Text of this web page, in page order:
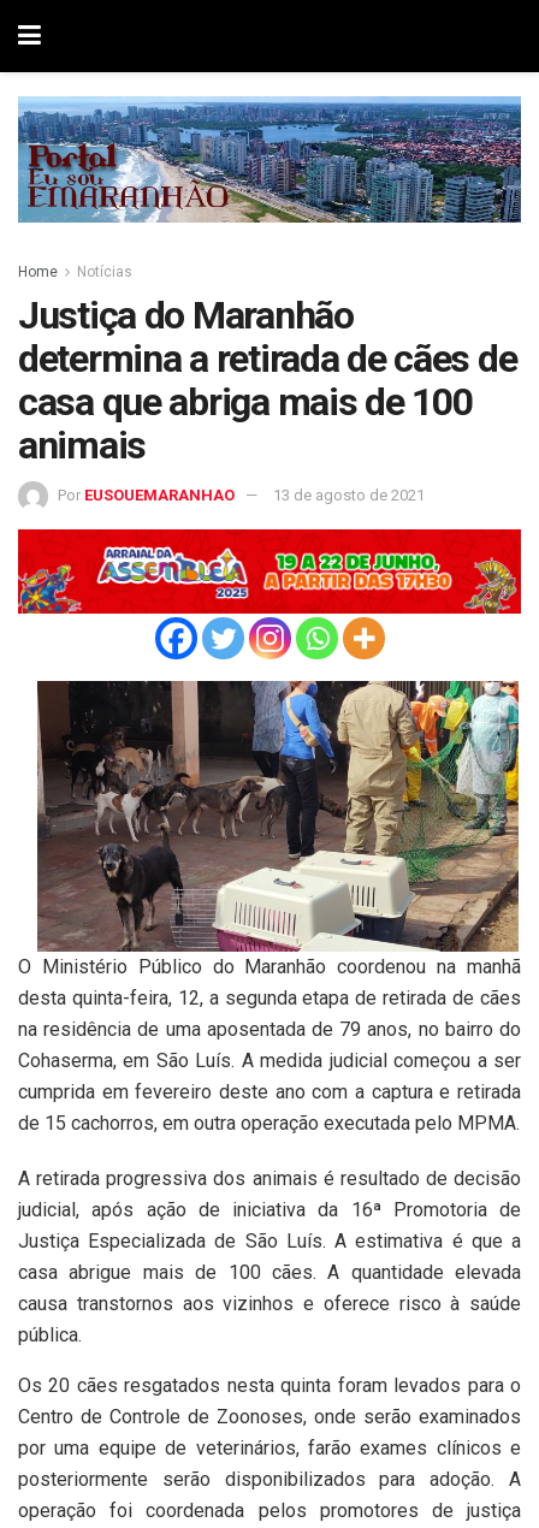
Home Notícias
Justiça do Maranhão
determina a retirada de cães de
casa que abriga mais de 100
animais
Por EUSOUEMARANHAO 13 de agosto de 2021
O Ministério Público do Maranhão coordenou na manhã
desta quinta-feira, 12, a segunda etapa de retirada de cães
na residência de uma aposentada de 79 anos, no bairro do
Cohaserma, em São Luís. A medida judicial começou a ser
cumprida em fevereiro deste ano com a captura e retirada
de 15 cachorros, em outra operação executada pelo MPMA.
A retirada progressiva dos animais é resultado de decisão
judicial, após ação de iniciativa da 16ª Promotoria de
Justiça Especializada de São Luís. A estimativa é que a
casa abrigue mais de 100 cães. A quantidade elevada
causa transtornos aos vizinhos e oferece risco à saúde
pública.
Os 20 cães resgatados nesta quinta foram levados para o
Centro de Controle de Zoonoses, onde serão examinados
por uma equipe de veterinários, farão exames clínicos e
posteriormente serão disponibilizados para adoção. A
operação foi coordenada pelos promotores de justiça